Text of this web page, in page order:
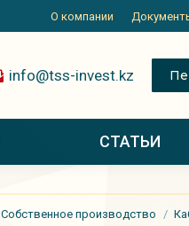
О компании
info@tss-invest.kz
СТАТЬИ
Собственное производство
О компании
СТАТЬИ